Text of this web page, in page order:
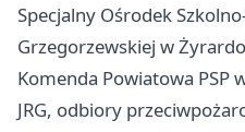
Specjalny Ośrodek
Grzegorzewskiej w
Komenda Powiatowa PSP
JRG, odbiory